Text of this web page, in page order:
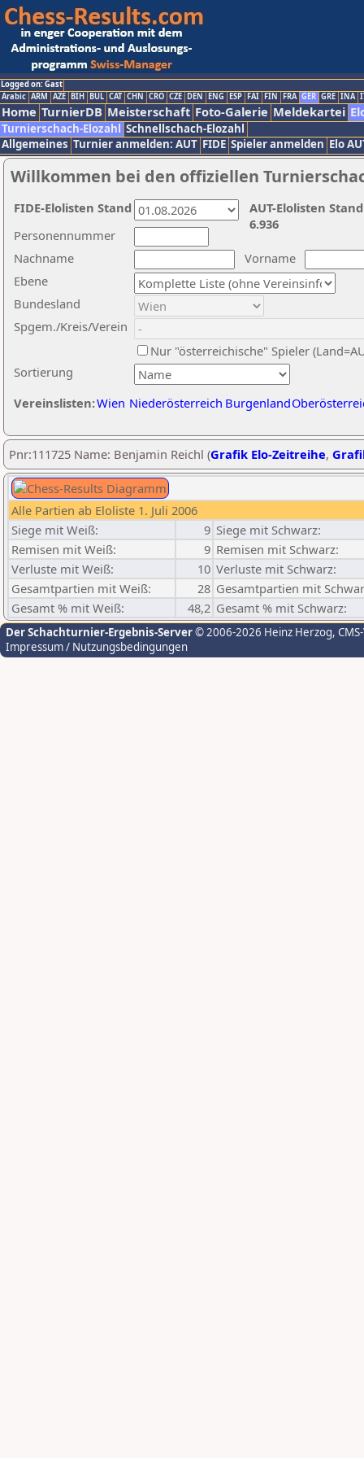
Logged on: Gast
Arabic ARM AZE BIH BUL CAT CHN CRO CZE DEN ENG ESP FAI FIN FRA GER GRE INA
Home TurnierDB Meisterschaft Foto-Galerie Meldekartei
Turnierschach-Elozahl Schnellschach-Elozahl
Allgemeines Turnier anmelden: AUT FIDE Spieler anmelden Elo
Willkommen bei den offiziellen
Nachname
Vorname
Ebene
Sortierung
Personennummer
Bundesland
Spgem./Kreis/Verein
Nur "österreichische" Spieler
Vereinslisten:Wien Niederösterreich Burgenland
AUT-Elolisten
6.936
FIDE-Elolisten Stand
Pnr:111725 Name: Benjamin Reichl (Grafik Elo-Zeitreihe,
Alle Partien ab Eloliste 1. Juli 2006
Siege mit Weiß:
9 Siege mit Schwarz:
Remisen mit Weiß:
9 Remisen mit Schwarz:
Verluste mit Weiß:
10 Verluste mit Schwarz:
Gesamtpartien mit Weiß:
28 Gesamtpartien mit
Gesamt % mit Weiß:
48,2 Gesamt % mit Schwarz:
Der Schachturnier-Ergebnis-Server© 2006-2026 Heinz Herzog,
Impressum / Nutzungsbedingungen